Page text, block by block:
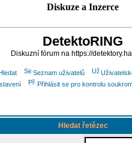
Diskuze a Inzerce
DetektoRING
Diskuzní fórum na https://
Seznam uživatelů
Přihlásit se pro kontrolu
Hledat řetězec